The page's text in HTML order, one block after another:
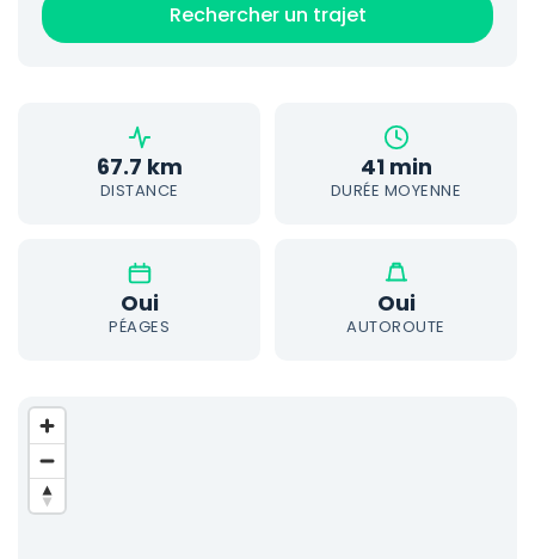
Rechercher un trajet
67.7 km
DISTANCE
41 min
DURÉE MOYENNE
Oui
PÉAGES
Oui
AUTOROUTE